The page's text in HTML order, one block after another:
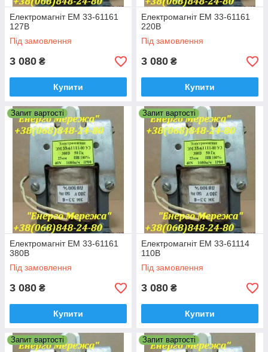
Електромагніт ЕМ 33-61161
127В
Під замовлення
3 080 ₴
Купити
Електромагніт ЕМ 33-61161
220В
Під замовлення
3 080 ₴
Купити
Запит вартості
Електромагніт ЕМ 33-61161
380В
Під замовлення
3 080 ₴
Купити
Запит вартості
Електромагніт ЕМ 33-61114
110В
Під замовлення
3 080 ₴
Купити
Запит вартості Запит вартості